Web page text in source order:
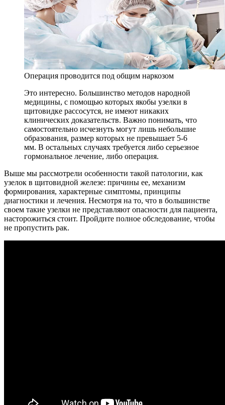
Операция проводится под общим наркозом
Это интересно. Большинство методов народной
медицины, с помощью которых якобы узелки в
щитовидке рассосутся, не имеют никаких
клинических доказательств. Важно понимать, что
самостоятельно исчезнуть могут лишь небольшие
образования, размер которых не превышает 5-6
мм. В остальных случаях требуется либо серьезное
гормональное лечение, либо операция.
Выше мы рассмотрели особенности такой патологии, как
узелок в щитовидной железе: причины ее, механизм
формирования, характерные симптомы, принципы
диагностики и лечения. Несмотря на то, что в большинстве
своем такие узелки не представляют опасности для пациента,
насторожиться стоит. Пройдите полное обследование, чтобы
не пропустить рак.